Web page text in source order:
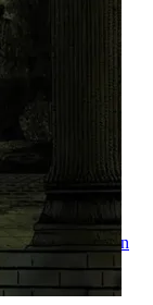
Mercaptan